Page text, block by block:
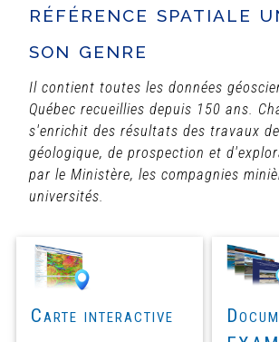
référence spatiale
son genre
Il contient toutes les données
Québec recueillies depuis 150 ans.
s'enrichit des résultats des travaux
géologique, de prospection et
par le Ministère, les compagnies
universités.
Carte interactive